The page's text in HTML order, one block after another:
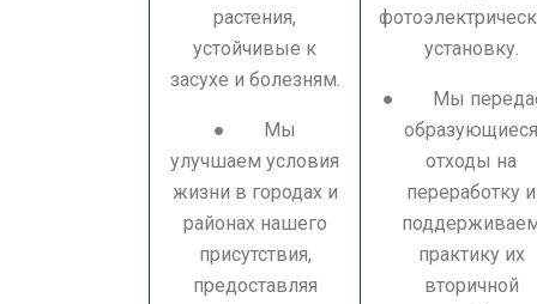
растения,
устойчивые к
засухе и болезням.
● Мы
улучшаем условия
жизни в городах и
районах нашего
присутствия,
предоставляя
установку.
● Мы
отходы на
переработку и
практику их
вторичной